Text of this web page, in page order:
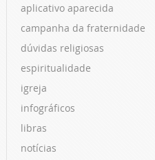
aplicativo aparecida
campanha da fraternidade
dúvidas religiosas
espiritualidade
igreja
infográficos
libras
notícias